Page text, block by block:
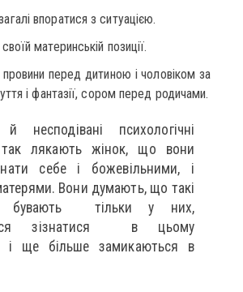
впоратися з ситуацією.
материнській позиції.
провини перед дитиною і чоловіком за
і фантазії, сором перед родичами.
несподівані психологічні
лякають жінок, що вони
себе і божевільними, і
Вони думають, що такі
бувають тільки у них,
зізнатися в цьому
і ще більше замикаються в